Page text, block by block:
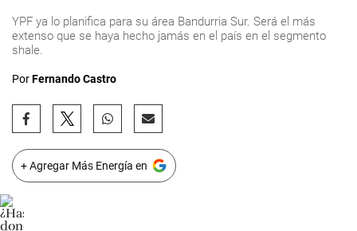
YPF ya lo planifica para su área Bandurria Sur. Será el más
extenso que se haya hecho jamás en el país en el segmento
shale.
PorFernando Castro
+ Agregar Más Energía en